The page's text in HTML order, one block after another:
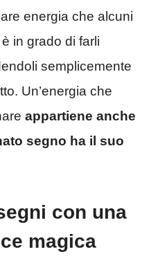
energia che alcuni
in grado di farli
semplicemente
Un’energia che
appartiene anche
segno ha il suo
con una
magica